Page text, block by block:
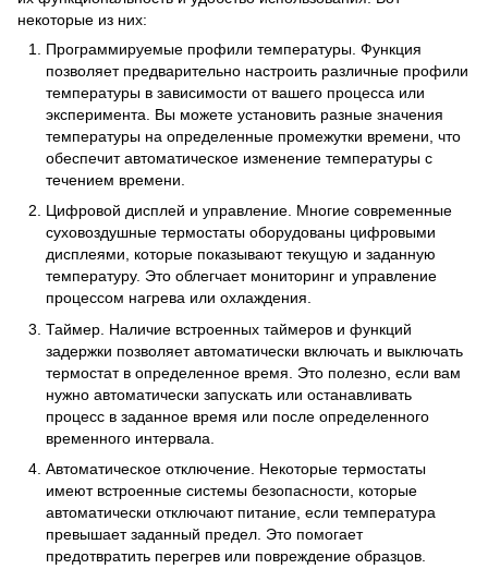
некоторые из них:
Программируемые профили температуры. Функция
позволяет предварительно настроить различные профили
температуры в зависимости от вашего процесса или
эксперимента. Вы можете установить разные значения
температуры на определенные промежутки времени, что
обеспечит автоматическое изменение температуры с
течением времени.
Цифровой дисплей и управление. Многие современные
суховоздушные термостаты оборудованы цифровыми
дисплеями, которые показывают текущую и заданную
температуру. Это облегчает мониторинг и управление
процессом нагрева или охлаждения.
Таймер. Наличие встроенных таймеров и функций
задержки позволяет автоматически включать и выключать
термостат в определенное время. Это полезно, если вам
нужно автоматически запускать или останавливать
процесс в заданное время или после определенного
временного интервала.
Автоматическое отключение. Некоторые термостаты
имеют встроенные системы безопасности, которые
автоматически отключают питание, если температура
превышает заданный предел. Это помогает
предотвратить перегрев или повреждение образцов.